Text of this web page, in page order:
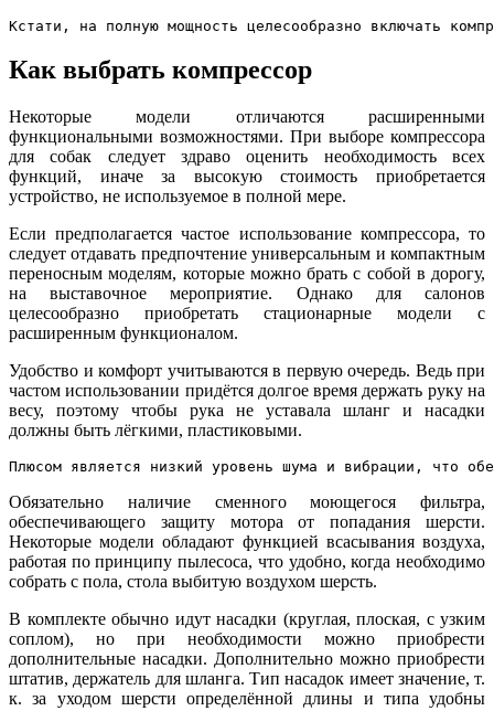
Кстати, на полную мощность целесообразно включать
Как выбрать компрессор
Некоторые модели отличаются расширенными
функциональными возможностями. При выборе компрессора
для собак следует здраво оценить необходимость всех
функций, иначе за высокую стоимость приобретается
устройство, не используемое в полной мере.
Если предполагается частое использование компрессора, то
следует отдавать предпочтение универсальным и компактным
переносным моделям, которые можно брать с собой в дорогу,
на выставочное мероприятие. Однако для салонов
целесообразно приобретать стационарные модели с
расширенным функционалом.
Удобство и комфорт учитываются в первую очередь. Ведь при
частом использовании придётся долгое время держать руку на
весу, поэтому чтобы рука не уставала шланг и насадки
должны быть лёгкими, пластиковыми.
Плюсом является низкий уровень шума и вибрации, что
Обязательно наличие сменного моющегося фильтра,
обеспечивающего защиту мотора от попадания шерсти.
Некоторые модели обладают функцией всасывания воздуха,
работая по принципу пылесоса, что удобно, когда необходимо
собрать с пола, стола выбитую воздухом шерсть.
В комплекте обычно идут насадки (круглая, плоская, с узким
соплом), но при необходимости можно приобрести
дополнительные насадки. Дополнительно можно приобрести
штатив, держатель для шланга. Тип насадок имеет значение, т.
к. за уходом шерсти определённой длины и типа удобны